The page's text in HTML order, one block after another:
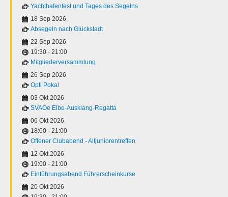
Yachthafenfest und Tages des Segelns
18 Sep 2026
Absegeln nach Glückstadt
22 Sep 2026
19:30 - 21:00
Mitgliederversammlung
26 Sep 2026
Opti Pokal
03 Okt 2026
SVAOe Elbe-Ausklang-Regatta
06 Okt 2026
18:00 - 21:00
Offener Clubabend - Altjuniorentreffen
12 Okt 2026
19:00 - 21:00
Einführungsabend Führerscheinkurse
20 Okt 2026